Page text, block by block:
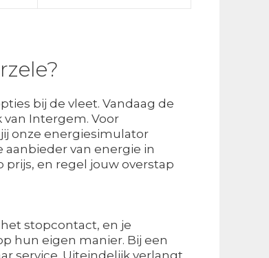
bij de vleet. Vandaag de
Intergem. Voor
onze energiesimulator
van energie in
en regel jouw overstap
stopcontact, en je
hun eigen manier. Bij een
service. Uiteindelijk verlangt